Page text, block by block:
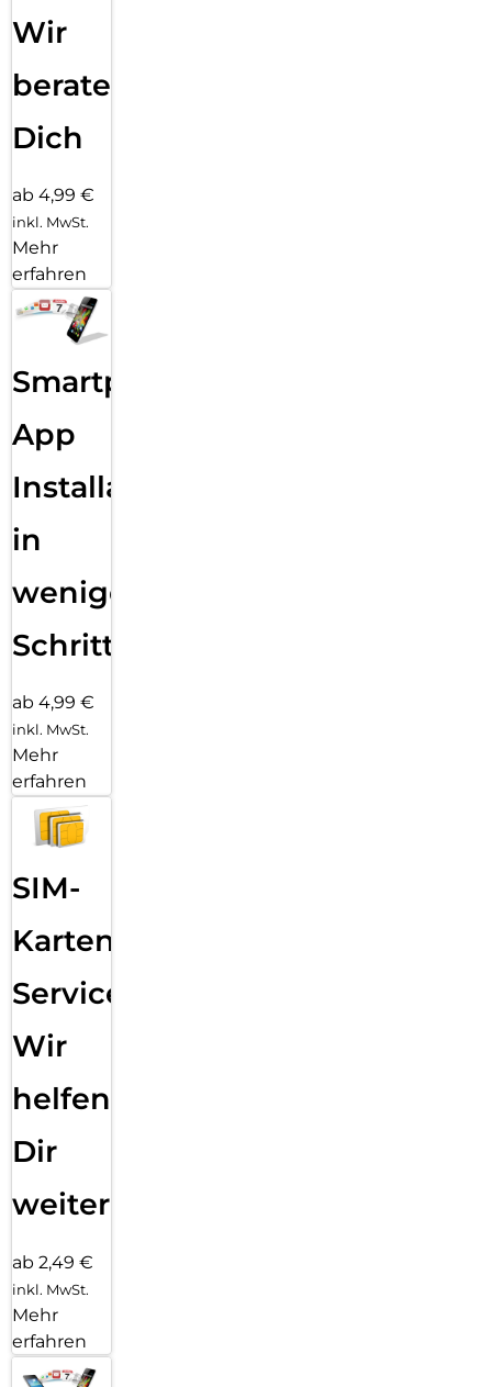
Wir
beraten
Dich
ab 4,99 €
inkl. MwSt.
Mehr
erfahren
Smartphone
App
Installation
in
wenigen
Schritten
ab 4,99 €
inkl. MwSt.
Mehr
erfahren
SIM-
Karten
Service:
Wir
helfen
Dir
weiter
ab 2,49 €
inkl. MwSt.
Mehr
erfahren